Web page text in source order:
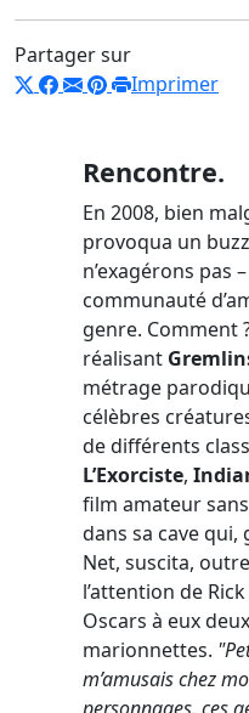
Partager sur
Imprimer
Rencontre.
En 2008, bien
provoqua un
n’exagérons pas
communauté
genre. Comment
réalisant
métrage
célèbres
de différents
L’Exorciste,
film amateur
dans sa cave qui,
Net, suscita,
l’attention de
Oscars à eux
marionnettes.
m’amusais chez